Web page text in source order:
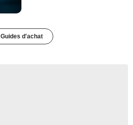
Guides d'achat